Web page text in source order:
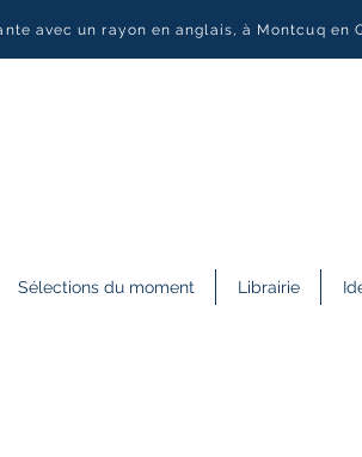
avec un rayon en anglais, à Montcuq en
Sélections du moment Librairie